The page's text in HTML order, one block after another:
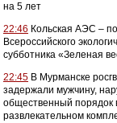
на 5 лет
22:46 Кольская АЭС –
Всероссийского
субботника «Зеленая
22:45 В Мурманске
задержали мужчину,
общественный порядок
развлекательном